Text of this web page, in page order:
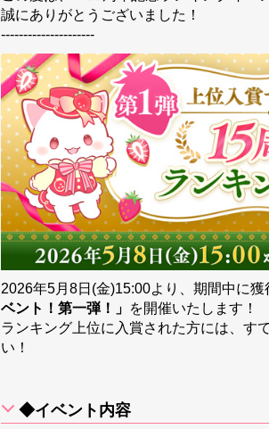
誠にありがとうございました！
---------------------
2026年5月8日(金)15:00より、期間中に獲
ベント！第一弾！」 を開催いたします！
ランキング上位に入賞された方には、す
い！
◆イベント内容